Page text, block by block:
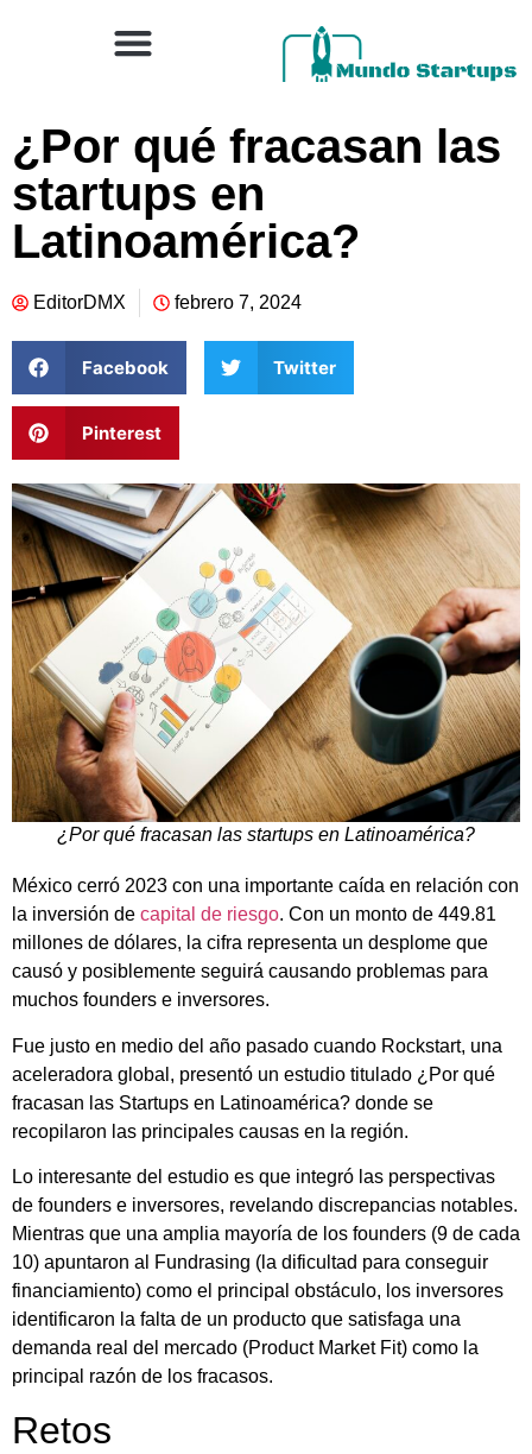
¿Por qué fracasan las
startups en
Latinoamérica?
EditorDMX febrero 7, 2024
Facebook Twitter
Pinterest
¿Por qué fracasan las startups en Latinoamérica?
México cerró 2023 con una importante caída en relación con
la inversión de capital de riesgo. Con un monto de 449.81
millones de dólares, la cifra representa un desplome que
causó y posiblemente seguirá causando problemas para
muchos founders e inversores.
Fue justo en medio del año pasado cuando Rockstart, una
aceleradora global, presentó un estudio titulado ¿Por qué
fracasan las Startups en Latinoamérica? donde se
recopilaron las principales causas en la región.
Lo interesante del estudio es que integró las perspectivas
de founders e inversores, revelando discrepancias notables.
Mientras que una amplia mayoría de los founders (9 de cada
10) apuntaron al Fundrasing (la dificultad para conseguir
financiamiento) como el principal obstáculo, los inversores
identificaron la falta de un producto que satisfaga una
demanda real del mercado (Product Market Fit) como la
principal razón de los fracasos.
Retos